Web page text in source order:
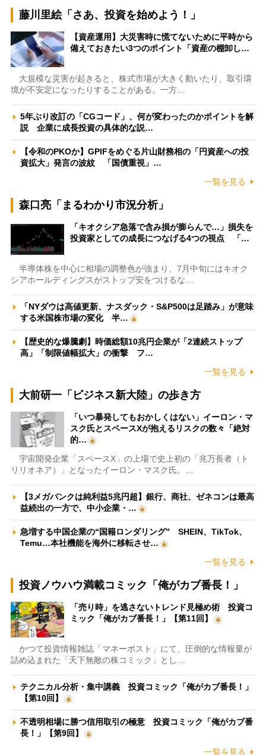
藤川里絵「さあ、投資を始めよう！」
【資産運用】大災害時に慌てないために平時から
備えておきたい3つのポイント「資産の棚卸し…
大規模な災害が起きると、株式市場が大きく動いたり、取引環
境が不安定になったりすることがある。一方…
5年ぶり改訂の「CGコード」、何が変わったのかポイントを解
説 企業に成長投資の具体的な説…
【令和のPKOか】GPIFをめぐる片山財務相の「円資産への投
資拡大」発言の波紋 「国債重視」…
一覧を見る
森口亮「まるわかり市況分析」
「キオクシア急落で含み損が膨らんで…」損失を
投資家としての成長につなげる4つの視点 「…
半導体株を中心に相場の調整色が強まり、7月中旬にはキオク
シアホールディングスがストップ安をつけるな…
「NYダウは高値更新、ナスダック・S&P500は足踏み」が意味
する米国株市場の変化 半…
【歴史的な爆騰劇】時価総額10兆円企業が「2連続ストップ
高」「制限値幅拡大」の衝撃 フ…
一覧を見る
大前研一「ビジネス新大陸」の歩き方
「いつ暴発してもおかしくはない」イーロン・マ
スク氏とスペースXが抱えるリスクの数々「絶対
的…
宇宙開発企業「スペースX」の上場で史上初の「兆万長者（ト
リリオネア）」となったイーロン・マスク氏。…
【3メガバンクは純利益5兆円超】銀行、商社、ゼネコンは最高
益続出の一方で、中小企業・…
急増する中国企業の“国籍ロンダリング” SHEIN、TikTok、
Temu…本社機能を海外に移転させ…
一覧を見る
投資ノウハウ満載コミック「俺がカブ番長！」
「売り時」を逃さないトレンド見極め術 投資コ
ミック「俺がカブ番長！」【第11回】
かつて投資情報雑誌「マネーポスト」にて、圧倒的な情報量が
詰め込まれた「天下無敵の株コミック」とし…
テクニカル分析・集中講義 投資コミック「俺がカブ番長！」
【第10回】
不透明相場に勝つ信用取引の極意 投資コミック「俺がカブ番
長！」【第9回】
一覧を見る